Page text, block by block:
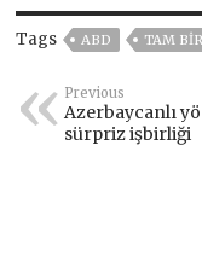
Tags ABD TAM
Previous
Azerbaycanlı
sürpriz işbirliği